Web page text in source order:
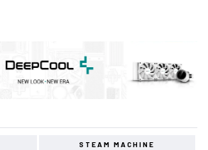
STEAM MACHINE